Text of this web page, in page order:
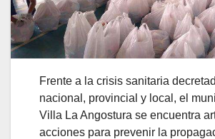
Frente a la crisis sanitaria
nacional, provincial y local, el
Villa La Angostura se encuentra
acciones para prevenir la